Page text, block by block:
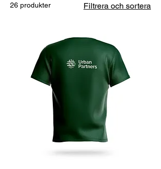
26 produkter Filtrera och sortera